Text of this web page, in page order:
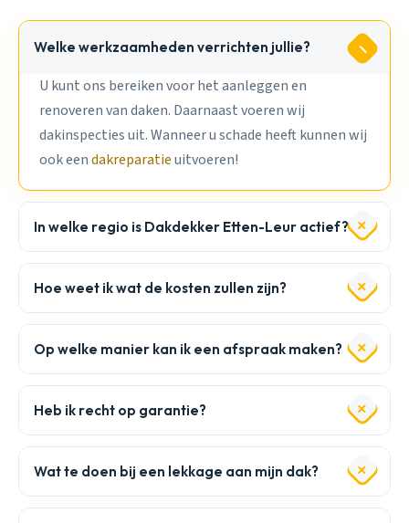
Welke werkzaamheden verrichten jullie?
U kunt ons bereiken voor het aanleggen en
renoveren van daken. Daarnaast voeren wij
dakinspecties uit. Wanneer u schade heeft kunnen wij
ook eendakreparatieuitvoeren!
In welke regio is Dakdekker Etten-Leur actief?
Hoe weet ik wat de kosten zullen zijn?
Op welke manier kan ik een afspraak maken?
Heb ik recht op garantie?
Wat te doen bij een lekkage aan mijn dak?